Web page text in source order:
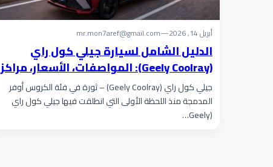
أبريل 14, 2026 —
mr.mon7aref@gmail.com
الدليل الشامل لسيارة جيلي كول راي
(Geely Coolray): المواصفات، الأسعار، مراكز
الخدمة، وقطع الغيارجيلي كول راي (Geely Coolray) – ثورة في فئة الكروس أوفر
المدمجة منذ اللحظة الأولى التي انطلقت فيها جيلي كول راي
(Geely…